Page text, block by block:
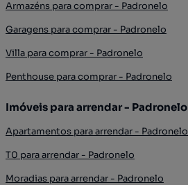
Armazéns para comprar - Padronelo
Garagens para comprar - Padronelo
Villa para comprar - Padronelo
Penthouse para comprar - Padronelo
Imóveis para arrendar - Padronelo
Apartamentos para arrendar - Padronelo
T0 para arrendar - Padronelo
Moradias para arrendar - Padronelo